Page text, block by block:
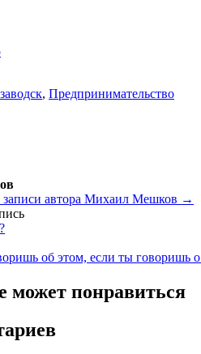
, Предпринимательство
записи автора Михаил Мешков →
об этом, если ты говоришь
может понравиться